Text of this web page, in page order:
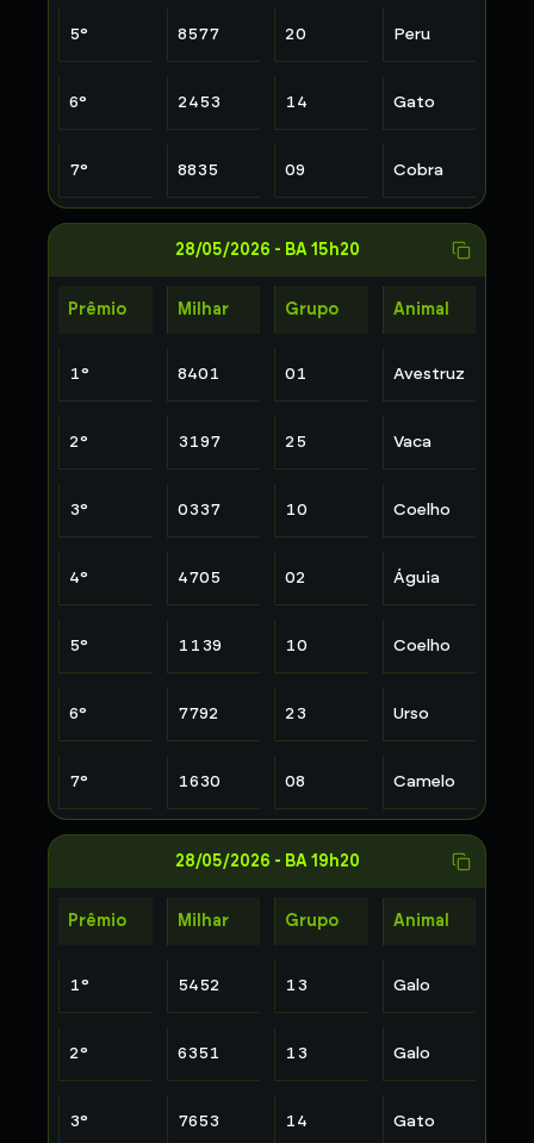
5° 8577 20 Peru
6° 2453 14 Gato
7° 8835 09 Cobra
28/05/2026 - BA 15h20
Prêmio Milhar Grupo Animal
1° 8401 01 Avestruz
2° 3197 25 Vaca
3° 0337 10 Coelho
4° 4705 02 Águia
5° 1139 10 Coelho
6° 7792 23 Urso
7° 1630 08 Camelo
28/05/2026 - BA 19h20
Prêmio Milhar Grupo Animal
1° 5452 13 Galo
2° 6351 13 Galo
3° 7653 14 Gato